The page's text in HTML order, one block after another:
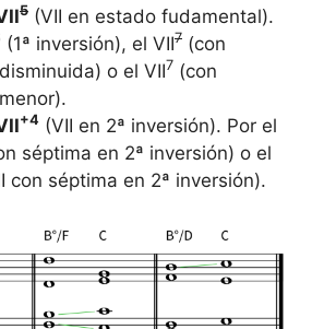
5 (VII en estado fudamental).
(1ª inversión), el VII7 (con
o el VII7 (con
+4 (VII en 2ª inversión). Por el
séptima en 2ª inversión) o el
con séptima en 2ª inversión).